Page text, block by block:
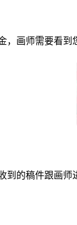
师需要看到
稿件跟画师